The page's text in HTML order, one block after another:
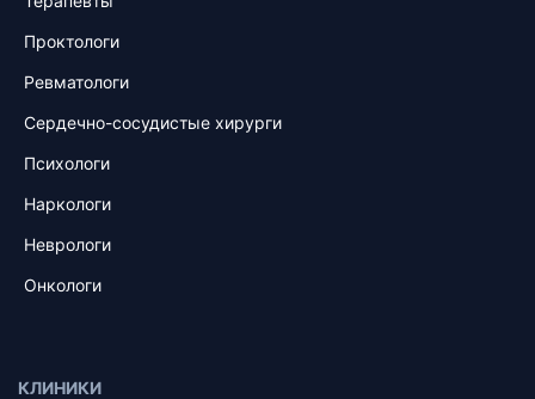
Проктологи
Ревматологи
Сердечно-сосудистые хирурги
Психологи
Наркологи
Неврологи
Онкологи
КЛИНИКИ